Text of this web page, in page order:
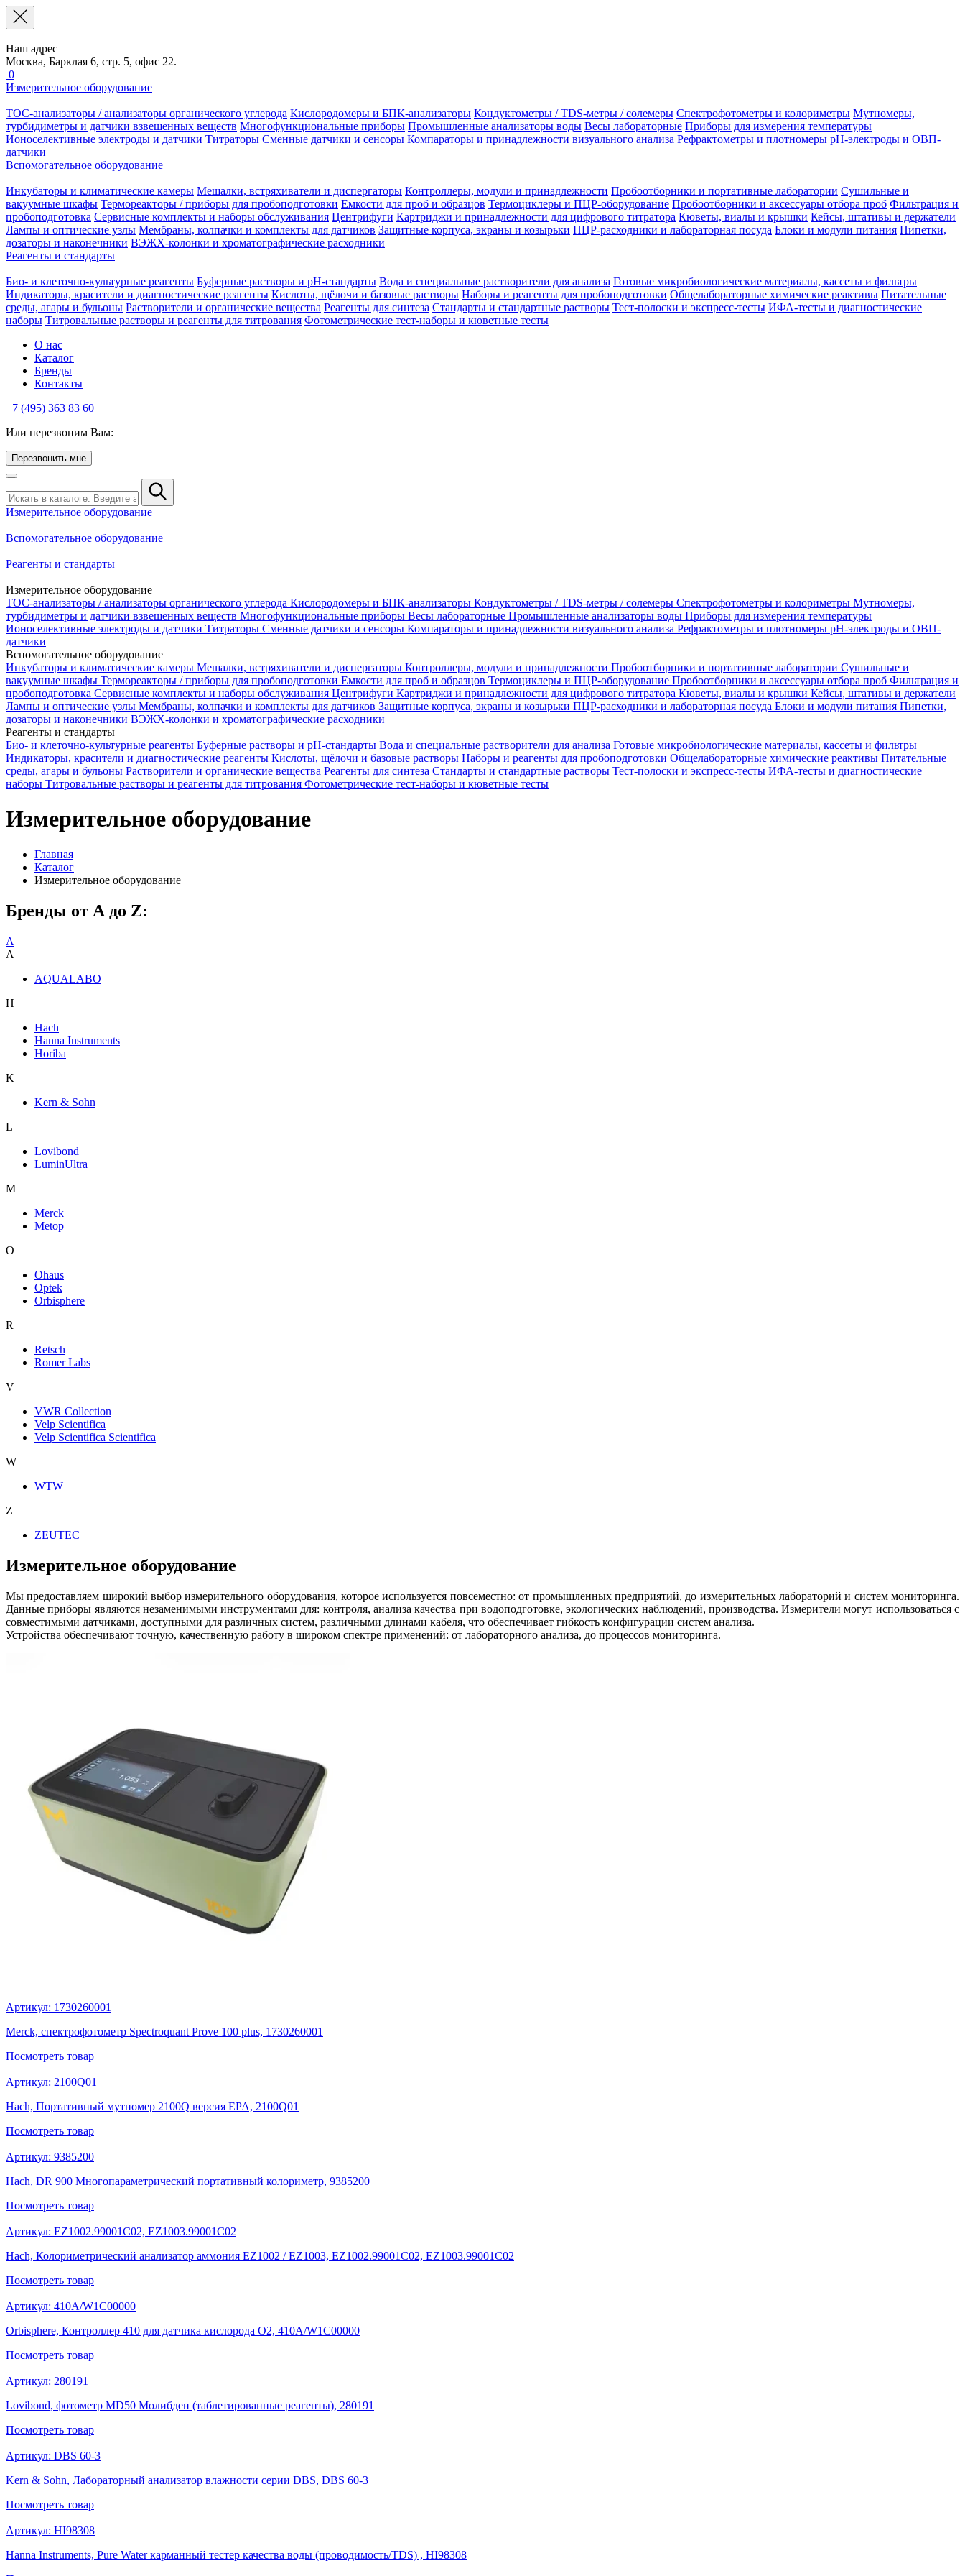
Наш адрес
Москва, Барклая 6, стр. 5, офис 22.
0
Измерительное оборудование
TOC-анализаторы / анализаторы органического углерода Кислородомеры и БПК-анализаторы Кондуктометры / TDS-метры / солемеры Спектрофотометры и колориметры Мутномеры,
турбидиметры и датчики взвешенных веществ Многофункциональные приборы Промышленные анализаторы воды Весы лабораторные Приборы для измерения температуры
Ионоселективные электроды и датчики Титраторы Сменные датчики и сенсоры Компараторы и принадлежности визуального анализа Рефрактометры и плотномеры pH-электроды и ОВП-
датчики
Вспомогательное оборудование
Инкубаторы и климатические камеры Мешалки, встряхиватели и диспергаторы Контроллеры, модули и принадлежности Пробоотборники и портативные лаборатории Сушильные и
вакуумные шкафы Термореакторы / приборы для пробоподготовки Емкости для проб и образцов Термоциклеры и ПЦР-оборудование Пробоотборники и аксессуары отбора проб Фильтрация и
пробоподготовка Сервисные комплекты и наборы обслуживания Центрифуги Картриджи и принадлежности для цифрового титратора Кюветы, виалы и крышки Кейсы, штативы и держатели
Лампы и оптические узлы Мембраны, колпачки и комплекты для датчиков Защитные корпуса, экраны и козырьки ПЦР-расходники и лабораторная посуда Блоки и модули питания Пипетки,
дозаторы и наконечники ВЭЖХ-колонки и хроматографические расходники
Реагенты и стандарты
Био- и клеточно-культурные реагенты Буферные растворы и pH-стандарты Вода и специальные растворители для анализа Готовые микробиологические материалы, кассеты и фильтры
Индикаторы, красители и диагностические реагенты Кислоты, щёлочи и базовые растворы Наборы и реагенты для пробоподготовки Общелабораторные химические реактивы Питательные
среды, агары и бульоны Растворители и органические вещества Реагенты для синтеза Стандарты и стандартные растворы Тест-полоски и экспресс-тесты ИФА-тесты и диагностические
наборы Титровальные растворы и реагенты для титрования Фотометрические тест-наборы и кюветные тесты
О нас
Каталог
Бренды
Контакты
+7 (495) 363 83 60
Или перезвоним Вам:
Перезвонить мне
Измерительное оборудование
Вспомогательное оборудование
Реагенты и стандарты
Измерительное оборудование
TOC-анализаторы / анализаторы органического углерода Кислородомеры и БПК-анализаторы Кондуктометры / TDS-метры / солемеры Спектрофотометры и колориметры Мутномеры,
турбидиметры и датчики взвешенных веществ Многофункциональные приборы Весы лабораторные Промышленные анализаторы воды Приборы для измерения температуры
Ионоселективные электроды и датчики Титраторы Сменные датчики и сенсоры Компараторы и принадлежности визуального анализа Рефрактометры и плотномеры pH-электроды и ОВП-
датчики
Вспомогательное оборудование
Инкубаторы и климатические камеры Мешалки, встряхиватели и диспергаторы Контроллеры, модули и принадлежности Пробоотборники и портативные лаборатории Сушильные и
вакуумные шкафы Термореакторы / приборы для пробоподготовки Емкости для проб и образцов Термоциклеры и ПЦР-оборудование Пробоотборники и аксессуары отбора проб Фильтрация и
пробоподготовка Сервисные комплекты и наборы обслуживания Центрифуги Картриджи и принадлежности для цифрового титратора Кюветы, виалы и крышки Кейсы, штативы и держатели
Лампы и оптические узлы Мембраны, колпачки и комплекты для датчиков Защитные корпуса, экраны и козырьки ПЦР-расходники и лабораторная посуда Блоки и модули питания Пипетки,
дозаторы и наконечники ВЭЖХ-колонки и хроматографические расходники
Реагенты и стандарты
Био- и клеточно-культурные реагенты Буферные растворы и pH-стандарты Вода и специальные растворители для анализа Готовые микробиологические материалы, кассеты и фильтры
Индикаторы, красители и диагностические реагенты Кислоты, щёлочи и базовые растворы Наборы и реагенты для пробоподготовки Общелабораторные химические реактивы Питательные
среды, агары и бульоны Растворители и органические вещества Реагенты для синтеза Стандарты и стандартные растворы Тест-полоски и экспресс-тесты ИФА-тесты и диагностические
наборы Титровальные растворы и реагенты для титрования Фотометрические тест-наборы и кюветные тесты
Измерительное оборудование
Главная
Каталог
Измерительное оборудование
Бренды от А до Z:
A
A
AQUALABO
H
Hach
Hanna Instruments
Horiba
K
Kern & Sohn
L
Lovibond
LuminUltra
M
Merck
Metop
O
Ohaus
Optek
Orbisphere
R
Retsch
Romer Labs
V
VWR Collection
Velp Scientifica
Velp Scientifica Scientifica
W
WTW
Z
ZEUTEC
Измерительное оборудование
Мы предоставляем широкий выбор измерительного оборудования, которое используется повсеместно: от промышленных предприятий, до измерительных лабораторий и систем мониторинга.
Данные приборы являются незаменимыми инструментами для: контроля, анализа качества при водоподготовке, экологических наблюдений, производства. Измерители могут использоваться с
совместимыми датчиками, доступными для различных систем, различными длинами кабеля, что обеспечивает гибкость конфигурации систем анализа.
Устройства обеспечивают точную, качественную работу в широком спектре применений: от лабораторного анализа, до процессов мониторинга.
Артикул: 1730260001
Merck, спектрофотометр Spectroquant Prove 100 plus, 1730260001
Посмотреть товар
Артикул: 2100Q01
Hach, Портативный мутномер 2100Q версия EPA, 2100Q01
Посмотреть товар
Артикул: 9385200
Hach, DR 900 Многопараметрический портативный колориметр, 9385200
Посмотреть товар
Артикул: EZ1002.99001C02, EZ1003.99001C02
Hach, Колориметрический анализатор аммония EZ1002 / EZ1003, EZ1002.99001C02, EZ1003.99001C02
Посмотреть товар
Артикул: 410A/W1C00000
Orbisphere, Контроллер 410 для датчика кислорода O2, 410A/W1C00000
Посмотреть товар
Артикул: 280191
Lovibond, фотометр MD50 Молибден (таблетированные реагенты), 280191
Посмотреть товар
Артикул: DBS 60-3
Kern & Sohn, Лабораторный анализатор влажности серии DBS, DBS 60-3
Посмотреть товар
Артикул: HI98308
Hanna Instruments, Pure Water карманный тестер качества воды (проводимость/TDS) , HI98308